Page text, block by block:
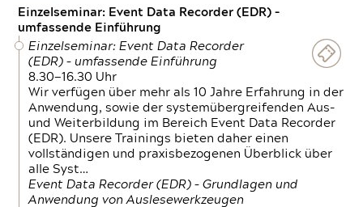
Einzelseminar: Event Data Recorder (EDR) –
umfassende Einführung
Einzelseminar: Event Data Recorder
(EDR) – umfassende Einführung
8.30—16.30 Uhr
Wir verfügen über mehr als 10 Jahre Erfahrung in der
Anwendung, sowie der systemübergreifenden Aus-
und Weiterbildung im Bereich Event Data Recorder
(EDR). Unsere Trainings bieten daher einen
vollständigen und praxisbezogenen Überblick über
alle Syst…
Event Data Recorder (EDR) – Grundlagen und
Anwendung von Auslesewerkzeugen